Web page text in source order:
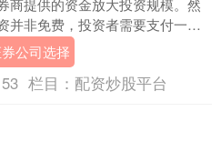
商提供的资金放大投资规模。然
并非免费，投资者需要支付一定
续费。 股指期货配资平台通过向
供杠杆....
公司选择
53 栏目： 配资炒股平台